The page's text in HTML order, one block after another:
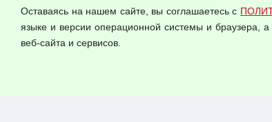
Все права защищены.
Оставаясь на нашем сайте, вы соглашаетесь с
языке и версии операционной системы и браузера,
веб-сайта и сервисов.